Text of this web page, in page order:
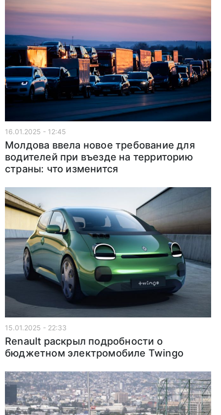
16.01.2025 - 12:45
Молдова ввела новое требование для
водителей при въезде на территорию
страны: что изменится
15.01.2025 - 22:33
Renault раскрыл подробности о
бюджетном электромобиле Twingo